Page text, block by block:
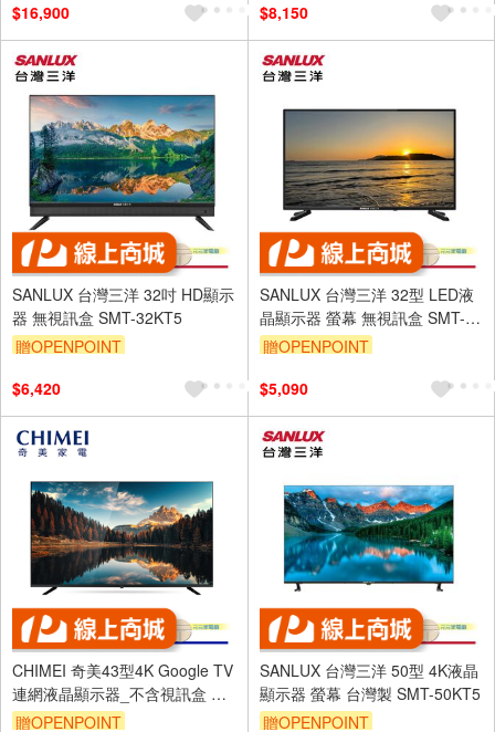
$16,900
$8,150
SANLUX 台灣三洋 32吋 HD顯示
器 無視訊盒 SMT-32KT5
贈OPENPOINT
$6,420
SANLUX 台灣三洋 32型 LED液
晶顯示器 螢幕 無視訊盒 SMT-
32AM3
贈OPENPOINT
$5,090
CHIMEI 奇美43型4K Google TV
連網液晶顯示器_不含視訊盒 TL-
43G300
贈OPENPOINT
SANLUX 台灣三洋 50型 4K液晶
顯示器 螢幕 台灣製 SMT-50KT5
贈OPENPOINT